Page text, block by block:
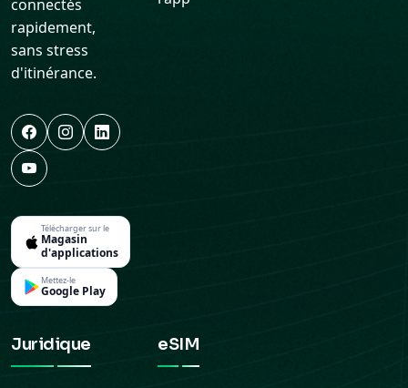
connectés
rapidement,
sans stress
d'itinérance.
Télécharger sur le
Magasin
d'applications
Mettez-le
Google Play
Juridique eSIM